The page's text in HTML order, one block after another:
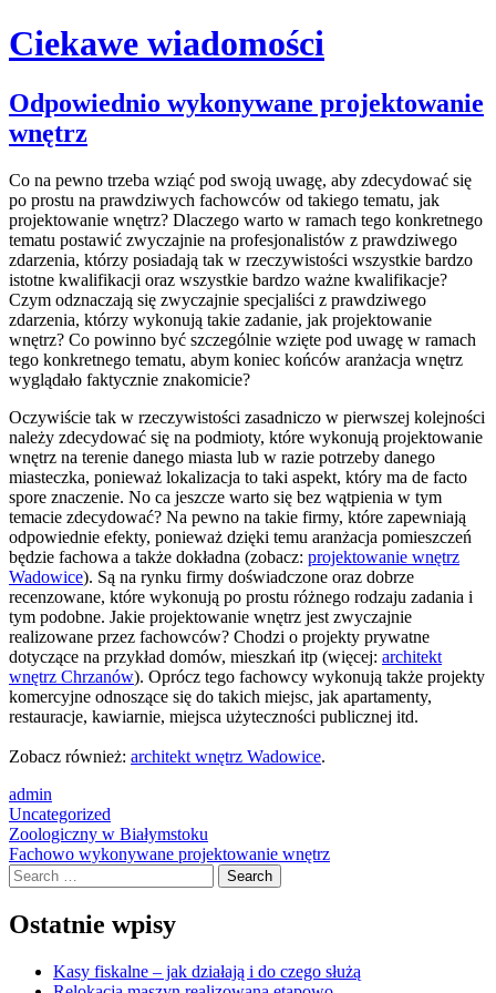
Ciekawe wiadomości
Skip
to
content
Odpowiednio wykonywane projektowanie
wnętrz
Co na pewno trzeba wziąć pod swoją uwagę, aby zdecydować się
po prostu na prawdziwych fachowców od takiego tematu, jak
projektowanie wnętrz? Dlaczego warto w ramach tego konkretnego
tematu postawić zwyczajnie na profesjonalistów z prawdziwego
zdarzenia, którzy posiadają tak w rzeczywistości wszystkie bardzo
istotne kwalifikacji oraz wszystkie bardzo ważne kwalifikacje?
Czym odznaczają się zwyczajnie specjaliści z prawdziwego
zdarzenia, którzy wykonują takie zadanie, jak projektowanie
wnętrz? Co powinno być szczególnie wzięte pod uwagę w ramach
tego konkretnego tematu, abym koniec końców aranżacja wnętrz
wyglądało faktycznie znakomicie?
Oczywiście tak w rzeczywistości zasadniczo w pierwszej kolejności
należy zdecydować się na podmioty, które wykonują projektowanie
wnętrz na terenie danego miasta lub w razie potrzeby danego
miasteczka, ponieważ lokalizacja to taki aspekt, który ma de facto
spore znaczenie. No ca jeszcze warto się bez wątpienia w tym
temacie zdecydować? Na pewno na takie firmy, które zapewniają
odpowiednie efekty, ponieważ dzięki temu aranżacja pomieszczeń
będzie fachowa a także dokładna (zobacz: projektowanie wnętrz
Wadowice). Są na rynku firmy doświadczone oraz dobrze
recenzowane, które wykonują po prostu różnego rodzaju zadania i
tym podobne. Jakie projektowanie wnętrz jest zwyczajnie
realizowane przez fachowców? Chodzi o projekty prywatne
dotyczące na przykład domów, mieszkań itp (więcej: architekt
wnętrz Chrzanów). Oprócz tego fachowcy wykonują także projekty
komercyjne odnoszące się do takich miejsc, jak apartamenty,
restauracje, kawiarnie, miejsca użyteczności publicznej itd.
Zobacz również: architekt wnętrz Wadowice.
admin
Uncategorized
Post
navigation
Zoologiczny w Białymstoku
Fachowo wykonywane projektowanie wnętrz
Search
Ostatnie wpisy
Kasy fiskalne – jak działają i do czego służą